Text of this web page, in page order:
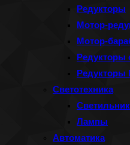
Редукторы
Мотор-
Мотор-
Редукторы
Редукторы
Светотехника
Лампы
Автоматика